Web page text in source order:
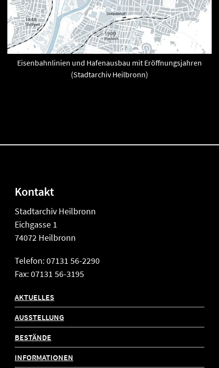
Eisenbahnlinien und Hafenausbau mit Eröffnungsjahren
(Stadtarchiv Heilbronn)
Kontakt
Stadtarchiv Heilbronn
Eichgasse 1
74072 Heilbronn
Telefon: 07131 56-2290
Fax: 07131 56-3195
AKTUELLES
AUSSTELLUNG
BESTÄNDE
INFORMATIONEN